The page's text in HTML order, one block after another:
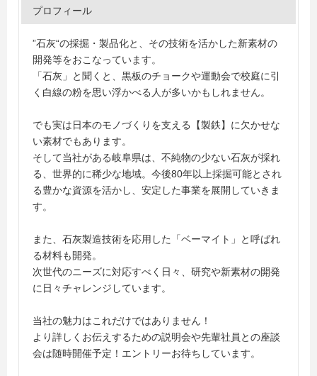
プロフィール
”石灰“の採掘・製品化と、その技術を活かした新素材の
開発等をおこなっています。
「石灰」と聞くと、黒板のチョークや運動会で校庭に引
く白線の粉を思い浮かべる人が多いかもしれません。
でも実は日本のモノづくりを支える【製鉄】に欠かせな
い素材でもあります。
そして当社がある岐阜県は、不純物の少ない石灰が採れ
る、世界的に稀少な地域。今後80年以上採掘可能とされ
る豊かな資源を活かし、安定した事業を展開していきま
す。
また、石灰製造技術を応用した「ベーマイト」と呼ばれ
る材料も開発。
次世代のニーズに対応すべく日々、研究や新素材の開発
に日々チャレンジしています。
当社の魅力はこれだけではありません！
より詳しくお伝えするための説明会や先輩社員との座談
会は随時開催予定！エントリーお待ちしています。